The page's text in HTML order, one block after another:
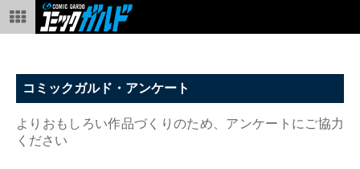
コミックガルド・アンケート
よりおもしろい作品づくりのため、アンケートにご協力
ください